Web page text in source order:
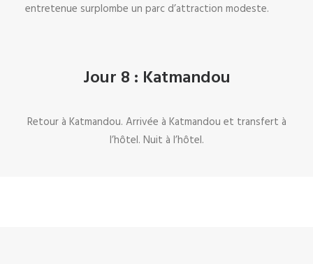
entretenue surplombe un parc d’attraction modeste.
Jour 8 : Katmandou
Retour à Katmandou. Arrivée à Katmandou et transfert à
l’hôtel. Nuit à l’hôtel.